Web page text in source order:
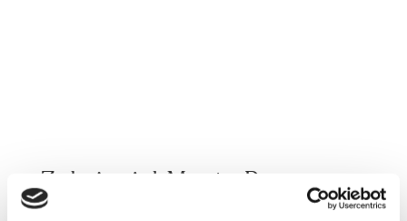
Założyciel Manta Ray vc